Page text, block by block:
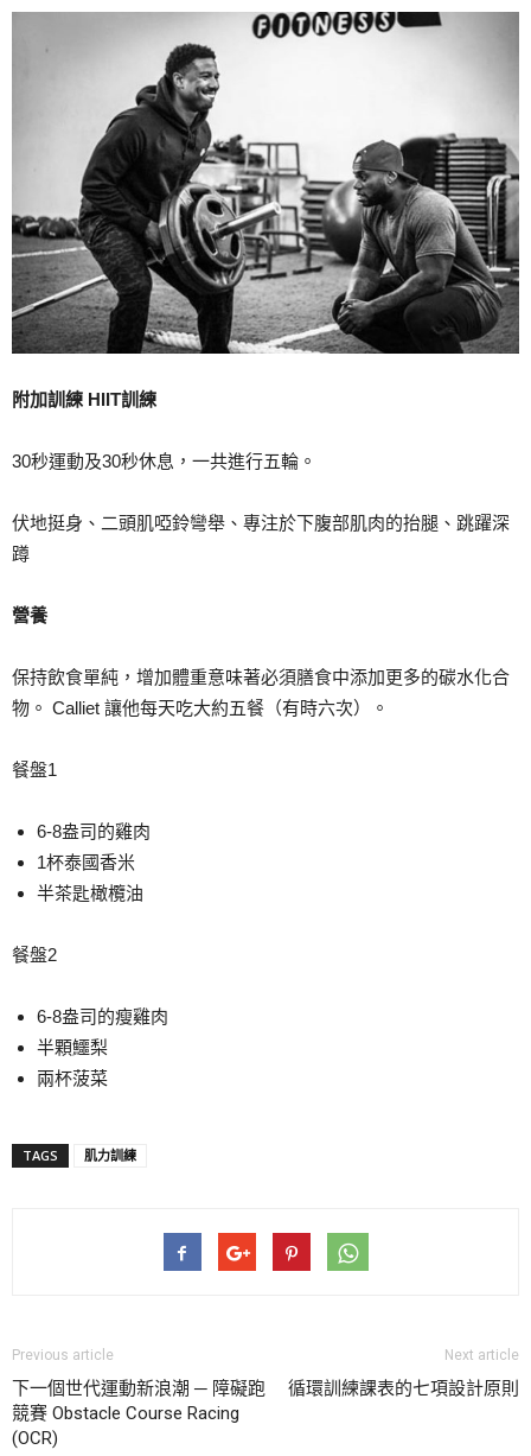
附加訓練 HIIT訓練
30秒運動及30秒休息，一共進行五輪。
伏地挺身、二頭肌啞鈴彎舉、專注於下腹部肌肉的抬腿、跳躍深
蹲
營養
保持飲食單純，增加體重意味著必須膳食中添加更多的碳水化合
物。 Calliet 讓他每天吃大約五餐（有時六次）。
餐盤1
6-8盎司的雞肉
1杯泰國香米
半茶匙橄欖油
餐盤2
6-8盎司的瘦雞肉
半顆鱷梨
兩杯菠菜
TAGS 肌力訓練
Previous article
下一個世代運動新浪潮 ─ 障礙跑
競賽 Obstacle Course Racing
(OCR)
Next article
循環訓練課表的七項設計原則